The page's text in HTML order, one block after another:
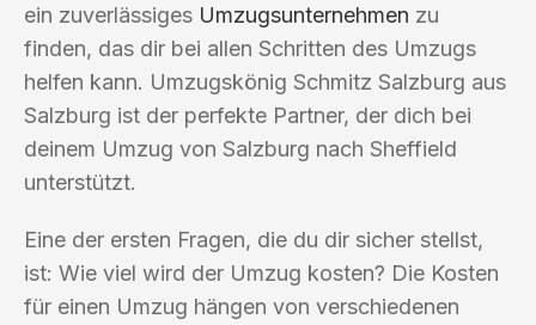
ein zuverlässiges Umzugsunternehmen zu
finden, das dir bei allen Schritten des Umzugs
helfen kann. Umzugskönig Schmitz Salzburg aus
Salzburg ist der perfekte Partner, der dich bei
deinem Umzug von Salzburg nach Sheffield
unterstützt.
Eine der ersten Fragen, die du dir sicher stellst,
ist: Wie viel wird der Umzug kosten? Die Kosten
für einen Umzug hängen von verschiedenen